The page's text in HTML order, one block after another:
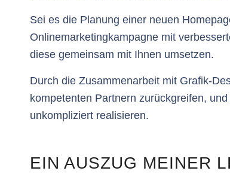
Sei es die Planung einer neuen
Onlinemarketingkampagne mit
diese gemeinsam mit Ihnen umsetzen.
Durch die Zusammenarbeit mit Grafik-
kompetenten Partnern zurückgreifen,
unkompliziert realisieren.
EIN AUSZUG MEINER